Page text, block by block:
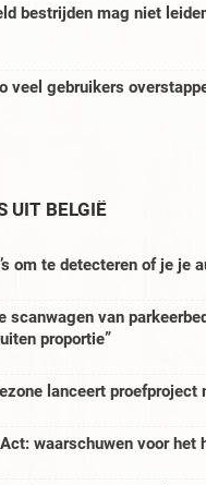
bestrijden mag niet
veel gebruikers
UIT BELGIË
om te detecteren of je je
scanwagen van
proportie”
lanceert proefproject
waarschuwen voor het